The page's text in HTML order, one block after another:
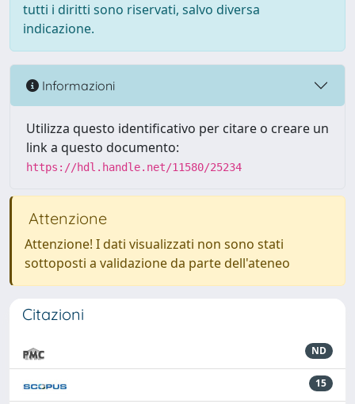
tutti i diritti sono riservati, salvo diversa
indicazione.
Informazioni
Utilizza questo identificativo per citare o creare un
link a questo documento:
https://hdl.handle.net/11580/25234
Attenzione
Attenzione! I dati visualizzati non sono stati
sottoposti a validazione da parte dell'ateneo
Citazioni
ND
15